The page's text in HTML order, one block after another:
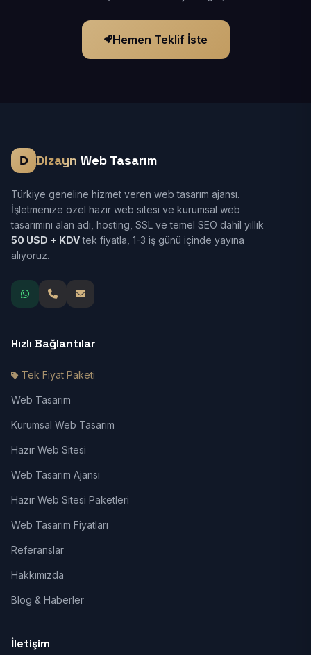
Hemen Teklif İste
Dizayn Web Tasarım
Türkiye geneline hizmet veren web tasarım ajansı.
İşletmenize özel hazır web sitesi ve kurumsal web
tasarımını alan adı, hosting, SSL ve temel SEO dahil yıllık
50 USD + KDVtek fiyatla, 1-3 iş günü içinde yayına
alıyoruz.
Hızlı Bağlantılar
Tek Fiyat Paketi
Web Tasarım
Kurumsal Web Tasarım
Hazır Web Sitesi
Web Tasarım Ajansı
Hazır Web Sitesi Paketleri
Web Tasarım Fiyatları
Referanslar
Hakkımızda
Blog & Haberler
İletişim